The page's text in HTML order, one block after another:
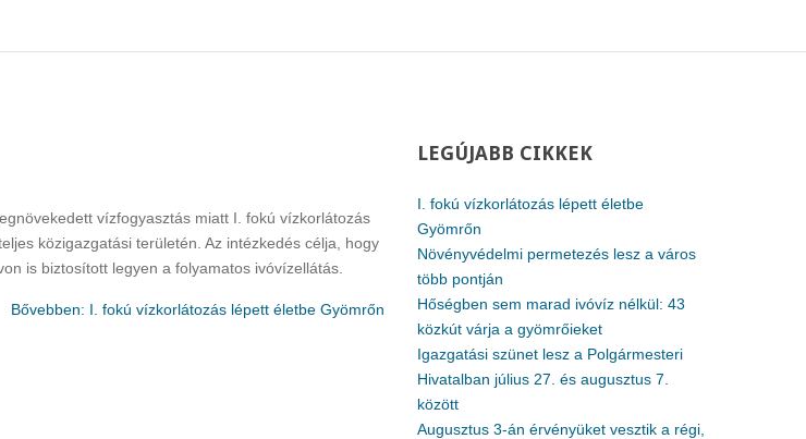
vízfogyasztás miatt I. fokú vízkorlátozás
közigazgatási területén. Az intézkedés célja, hogy
is biztosított legyen a folyamatos ivóvízellátás.
Bővebben: I. fokú vízkorlátozás lépett életbe Gyömrőn
LEGÚJABB CIKKEK
I. fokú vízkorlátozás lépett életbe
Gyömrőn
Növényvédelmi permetezés lesz a város
több pontján
Hőségben sem marad ivóvíz nélkül: 43
közkút várja a gyömrőieket
Igazgatási szünet lesz a Polgármesteri
Hivatalban július 27. és augusztus 7.
között
Augusztus 3-án érvényüket vesztik a régi,